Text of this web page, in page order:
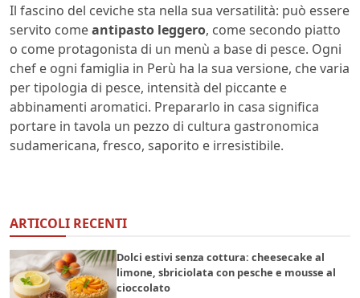
Il fascino del ceviche sta nella sua versatilità: può essere
servito comeantipasto leggero, come secondo piatto
o come protagonista di un menù a base di pesce. Ogni
chef e ogni famiglia in Perù ha la sua versione, che varia
per tipologia di pesce, intensità del piccante e
abbinamenti aromatici. Prepararlo in casa significa
portare in tavola un pezzo di cultura gastronomica
sudamericana, fresco, saporito e irresistibile.
ARTICOLI RECENTI
Dolci estivi senza cottura: cheesecake al
limone, sbriciolata con pesche e mousse al
cioccolato